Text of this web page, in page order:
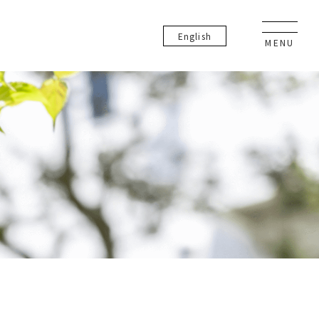
English
MENU